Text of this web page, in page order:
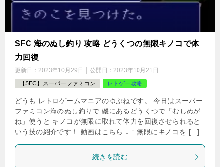
SFC 海のぬし釣り 攻略 どうくつの無限キノコで体
力回復
更新日： 2023年10月29日 公開日： 2023年10月21日
【SFC】スーパーファミコン
レトゲー攻略
どうも レトロゲームマニアのゆぶねです。 今日はスーパー
ファミコン海のぬし釣りで 磯にあるどうくつで「むしめが
ね」使うと キノコが無限に取れて体力を回復させられると
いう技の紹介です！ 動画はこちら ↓ ↑ 無限にキノコを […]
続きを読む